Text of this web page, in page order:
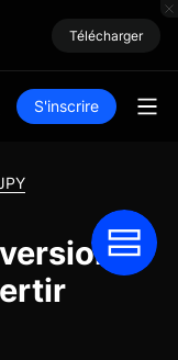
Télécharger
S'inscrire